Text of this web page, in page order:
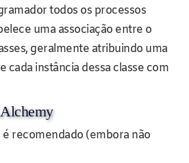
todos os processos
uma associação entre o
geralmente atribuindo uma
cada instância dessa classe com
é recomendado (embora não